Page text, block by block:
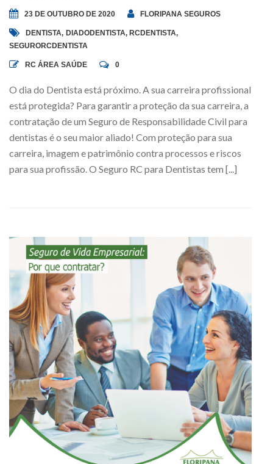
23 DE OUTUBRO DE 2020 FLORIPANA SEGUROS
DENTISTA, DIADODENTISTA, RCDENTISTA,
SEGURORCDENTISTA
RC ÁREA SAÚDE 0
O dia do Dentista está próximo. A sua carreira profissional
está protegida? Para garantir a proteção da sua carreira, a
contratação de um Seguro de Responsabilidade Civil para
dentistas é o seu maior aliado! Com proteção para sua
carreira, imagem e patrimônio contra processos e riscos
para sua profissão. O Seguro RC para Dentistas tem [...]